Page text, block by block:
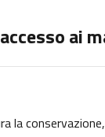
ai
la